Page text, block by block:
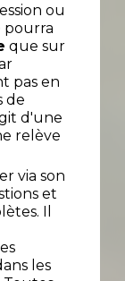
ou
pourra
que sur
pas en
de
d'une
relève
via son
et
Il
les